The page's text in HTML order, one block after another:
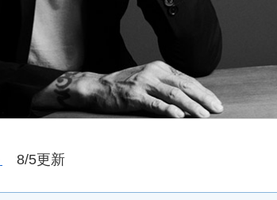
8/5更新